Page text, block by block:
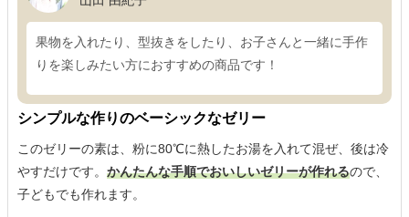
果物を入れたり、型抜きをしたり、お子さんと一緒に手作
りを楽しみたい方におすすめの商品です！
シンプルな作りのベーシックなゼリー
このゼリーの素は、粉に80℃に熱したお湯を入れて混ぜ、後は冷
やすだけです。 かんたんな手順でおいしいゼリーが作れるので、
子どもでも作れます。